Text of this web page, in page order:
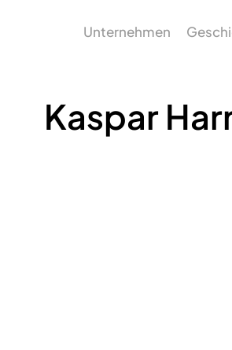
Unternehmen
Kaspar